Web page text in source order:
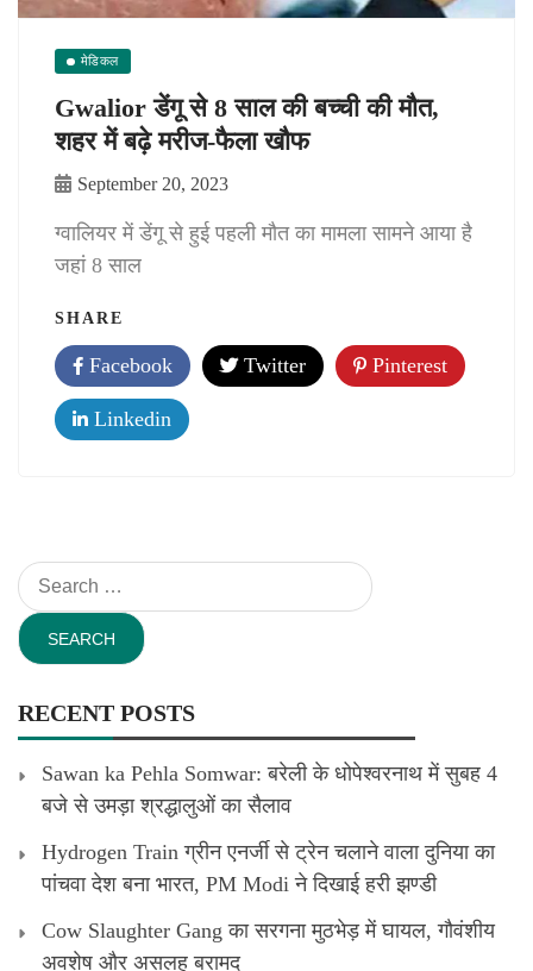
मेडिकल
Gwalior डेंगू से 8 साल की बच्ची की मौत,
शहर में बढ़े मरीज-फैला खौफ
September 20, 2023
ग्वालियर में डेंगू से हुई पहली मौत का मामला सामने आया है
जहां 8 साल
SHARE
Facebook Twitter Pinterest
Linkedin
Search
for:
RECENT POSTS
Sawan ka Pehla Somwar: बरेली के धोपेश्वरनाथ में सुबह 4
बजे से उमड़ा श्रद्धालुओं का सैलाव
Hydrogen Train ग्रीन एनर्जी से ट्रेन चलाने वाला दुनिया का
पांचवा देश बना भारत, PM Modi ने दिखाई हरी झण्डी
Cow Slaughter Gang का सरगना मुठभेड़ में घायल, गौवंशीय
अवशेष और असलह बरामद